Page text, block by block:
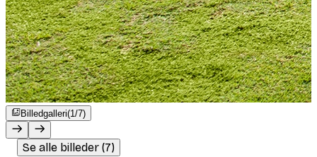
Billedgalleri(1/7)
Se alle billeder (7)